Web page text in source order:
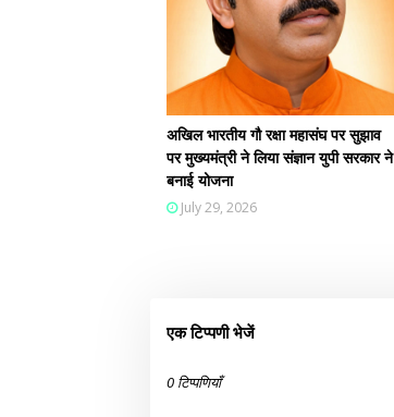
अखिल भारतीय गौ रक्षा महासंघ पर सुझाव
पर मुख्यमंत्री ने लिया संज्ञान युपी सरकार ने
बनाई योजना
July 29, 2026
एक टिप्पणी भेजें
0 टिप्पणियाँ